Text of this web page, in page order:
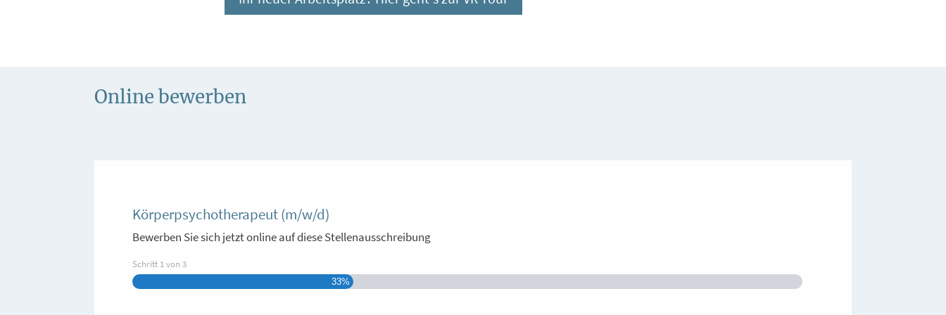
Online bewerben
Körperpsychotherapeut (m/w/d)
Bewerben Sie sich jetzt online auf diese Stellenausschreibung
Schritt 1von3
33%